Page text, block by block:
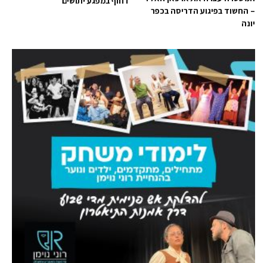
– החשוד בפיגוע הדריסה בכפר
יונה